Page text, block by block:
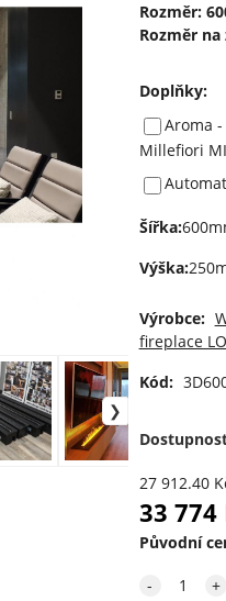
Rozměr:
Rozměr
Doplňky:
Aroma
Millefiori
Šířka:
Výška:
Výrobce:
fireplace
Kód:
27 912.40
33 774
Původní